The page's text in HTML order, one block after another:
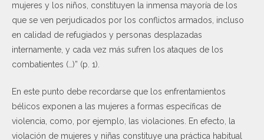
mujeres y los niños, constituyen la inmensa mayoría de los
que se ven perjudicados por los conflictos armados, incluso
en calidad de refugiados y personas desplazadas
internamente, y cada vez más sufren los ataques de los
combatientes (…)” (p. 1).
En este punto debe recordarse que los enfrentamientos
bélicos exponen a las mujeres a formas específicas de
violencia, como, por ejemplo, las violaciones. En efecto, la
violación de mujeres y niñas constituye una práctica habitual